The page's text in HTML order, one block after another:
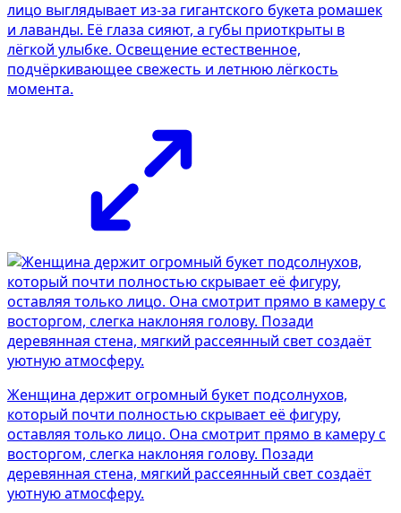
лицо выглядывает из-за гигантского букета ромашек
и лаванды. Её глаза сияют, а губы приоткрыты в
лёгкой улыбке. Освещение естественное,
подчёркивающее свежесть и летнюю лёгкость
момента.
Женщина держит огромный букет подсолнухов,
который почти полностью скрывает её фигуру,
оставляя только лицо. Она смотрит прямо в камеру с
восторгом, слегка наклоняя голову. Позади
деревянная стена, мягкий рассеянный свет создаёт
уютную атмосферу.